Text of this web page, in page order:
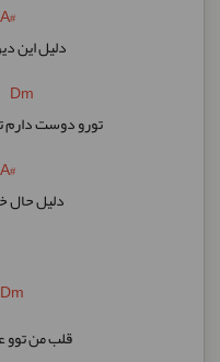
دلیل این
تورو دوست دارم
دلیل حال
قلب من